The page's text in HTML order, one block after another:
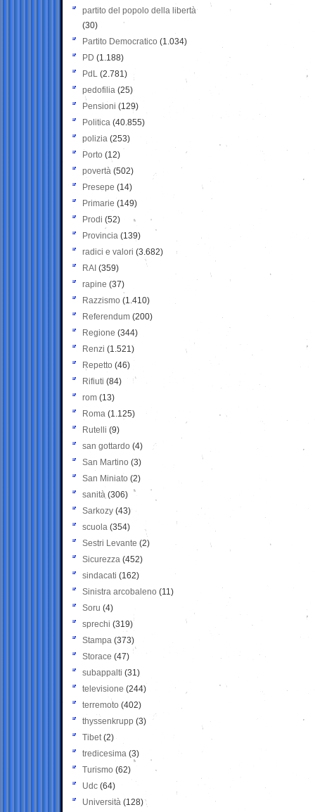
partito del popolo della libertà
(30)
Partito Democratico (1.034)
PD (1.188)
PdL (2.781)
pedofilia (25)
Pensioni (129)
Politica (40.855)
polizia (253)
Porto (12)
povertà (502)
Presepe (14)
Primarie (149)
Prodi (52)
Provincia (139)
radici e valori (3.682)
RAI (359)
rapine (37)
Razzismo (1.410)
Referendum (200)
Regione (344)
Renzi (1.521)
Repetto (46)
Rifiuti (84)
rom (13)
Roma (1.125)
Rutelli (9)
san gottardo (4)
San Martino (3)
San Miniato (2)
sanità (306)
Sarkozy (43)
scuola (354)
Sestri Levante (2)
Sicurezza (452)
sindacati (162)
Sinistra arcobaleno (11)
Soru (4)
sprechi (319)
Stampa (373)
Storace (47)
subappalti (31)
televisione(244)
terremoto (402)
thyssenkrupp (3)
Tibet(2)
tredicesima (3)
Turismo (62)
Udc (64)
Università (128)